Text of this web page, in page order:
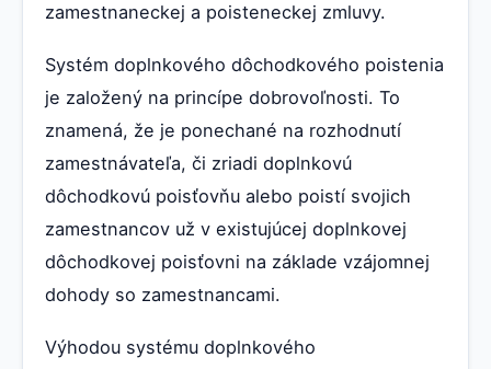
zamestnaneckej a poisteneckej zmluvy.
Systém doplnkového dôchodkového poistenia
je založený na princípe dobrovoľnosti. To
znamená, že je ponechané na rozhodnutí
zamestnávateľa, či zriadi doplnkovú
dôchodkovú poisťovňu alebo poistí svojich
zamestnancov už v existujúcej doplnkovej
dôchodkovej poisťovni na základe vzájomnej
dohody so zamestnancami.
Výhodou systému doplnkového